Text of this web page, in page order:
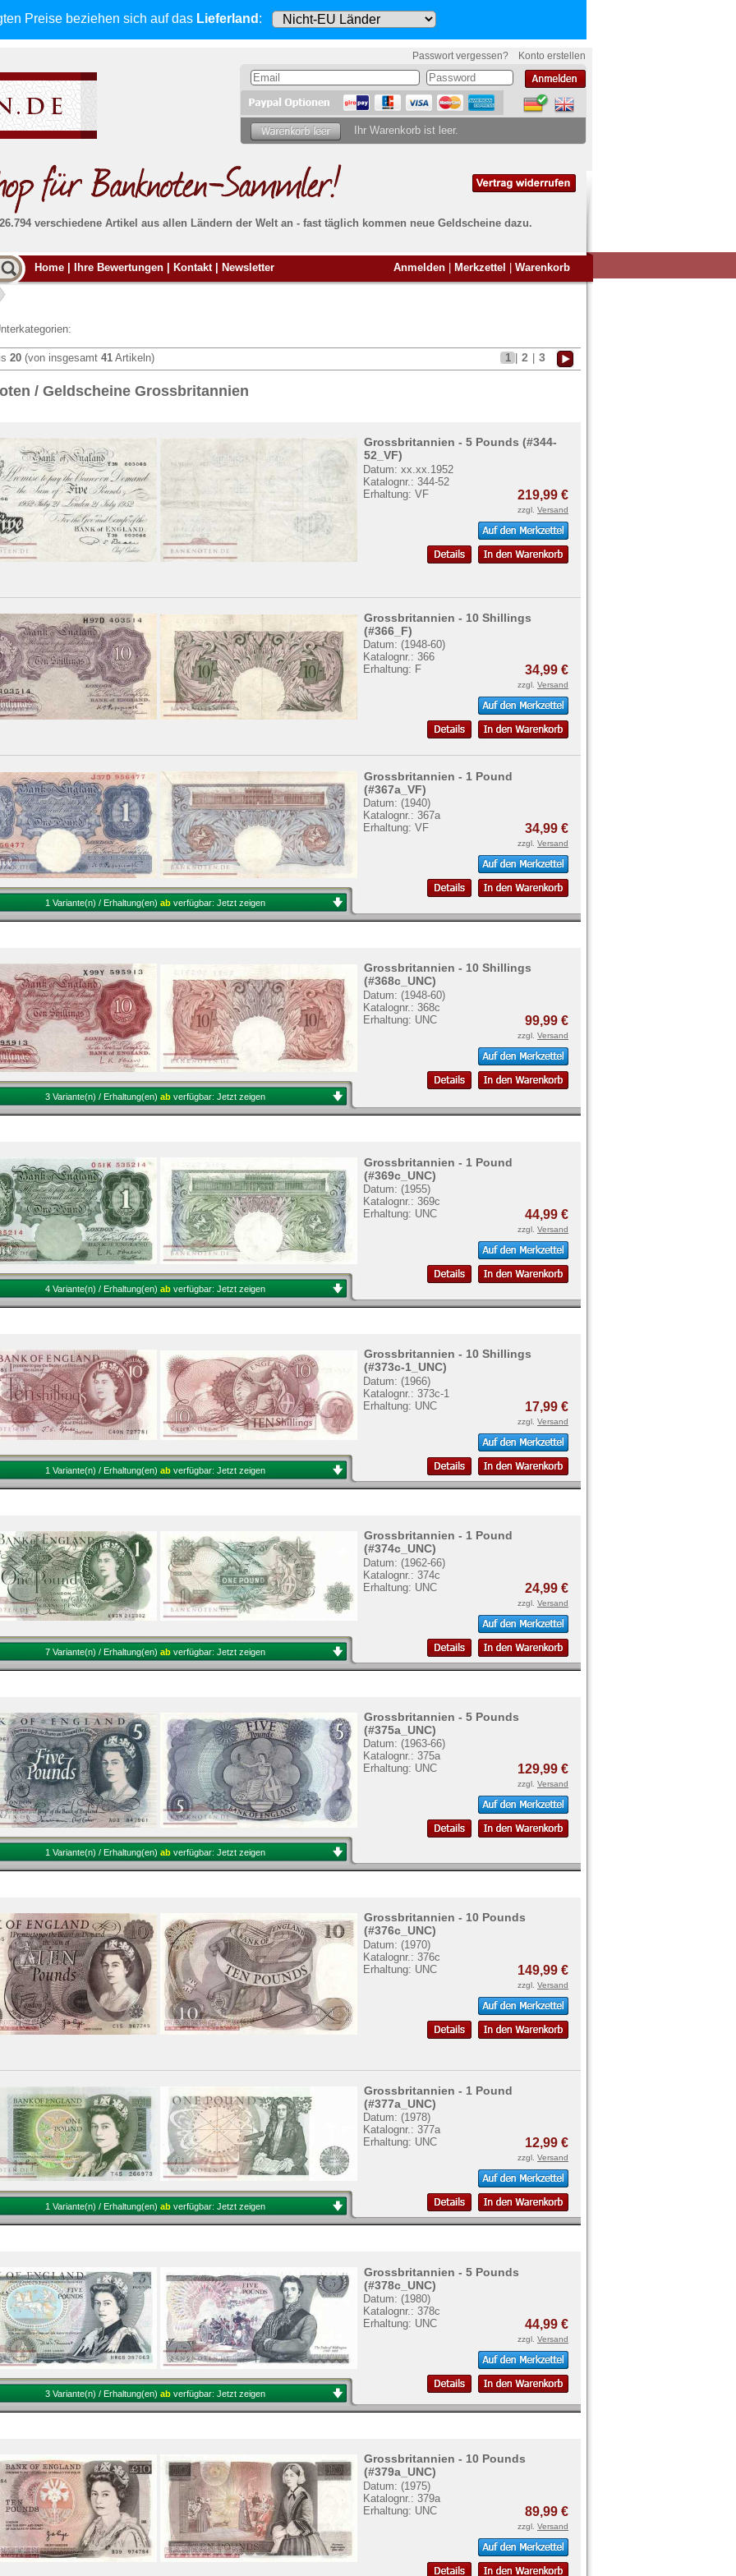
Preise beziehen sich auf das Lieferland :
Passwort vergessen? Konto erstellen
Ihr Warenkorb ist leer.
verschiedene Artikel aus allen Ländern der Welt an - fast täglich kommen neue Geldscheine dazu.
Alle Lieferungen, auch ins Ausland, werden
von uns voll versichert. Sie habenkein Risiko
Absolute Zuverlässigkeit:
Banknoten
Möchten Sie Banknoten
verkaufen?
Weitere Informationen zum Ankauf finden
Siehier.
Home Ihre Bewertungen Kontakt Newsletter Anmelden Merkzettel Warenkorb
20 (von insgesamt 41 Artikeln) 1 2 3
/ Geldscheine Grossbritannien
Grossbritannien - 5 Pounds (#344-
52_VF)
Datum: xx.xx.1952
Katalognr.: 344-52
Erhaltung: VF
219,99 €
zzgl. Versand
Grossbritannien - 10 Shillings
(#366_F)
Datum: (1948-60)
Katalognr.: 366
Erhaltung: F
34,99 €
zzgl. Versand
Grossbritannien - 1 Pound
(#367a_VF)
Datum: (1940)
Katalognr.: 367a
Erhaltung: VF
34,99 €
zzgl. Versand
1 Variante(n) / Erhaltung(en) ab verfügbar: Jetzt zeigen
Grossbritannien - 10 Shillings
(#368c_UNC)
Datum: (1948-60)
Katalognr.: 368c
Erhaltung: UNC
99,99 €
zzgl. Versand
3 Variante(n) / Erhaltung(en) ab verfügbar: Jetzt zeigen
Grossbritannien - 1 Pound
(#369c_UNC)
Datum: (1955)
Katalognr.: 369c
Erhaltung: UNC
44,99 €
zzgl. Versand
4 Variante(n) / Erhaltung(en) ab verfügbar: Jetzt zeigen
Grossbritannien - 10 Shillings
(#373c-1_UNC)
Datum: (1966)
Katalognr.: 373c-1
Erhaltung: UNC
17,99 €
zzgl. Versand
1 Variante(n) / Erhaltung(en) ab verfügbar: Jetzt zeigen
Grossbritannien - 1 Pound
(#374c_UNC)
Datum: (1962-66)
Katalognr.: 374c
Erhaltung: UNC
24,99 €
zzgl. Versand
7 Variante(n) / Erhaltung(en) ab verfügbar: Jetzt zeigen
Grossbritannien - 5 Pounds
(#375a_UNC)
Datum: (1963-66)
Katalognr.: 375a
Erhaltung: UNC
129,99 €
zzgl. Versand
1 Variante(n) / Erhaltung(en) ab verfügbar: Jetzt zeigen
Grossbritannien - 10 Pounds
(#376c_UNC)
Datum: (1970)
Katalognr.: 376c
Erhaltung: UNC
149,99 €
zzgl. Versand
Grossbritannien - 1 Pound
(#377a_UNC)
Datum: (1978)
Katalognr.: 377a
Erhaltung: UNC
12,99 €
zzgl. Versand
1 Variante(n) / Erhaltung(en) ab verfügbar: Jetzt zeigen
Grossbritannien - 5 Pounds
(#378c_UNC)
Datum: (1980)
Katalognr.: 378c
Erhaltung: UNC
44,99 €
zzgl. Versand
3 Variante(n) / Erhaltung(en) ab verfügbar: Jetzt zeigen
Grossbritannien - 10 Pounds
(#379a_UNC)
Datum: (1975)
Katalognr.: 379a
Erhaltung: UNC
89,99 €
zzgl. Versand